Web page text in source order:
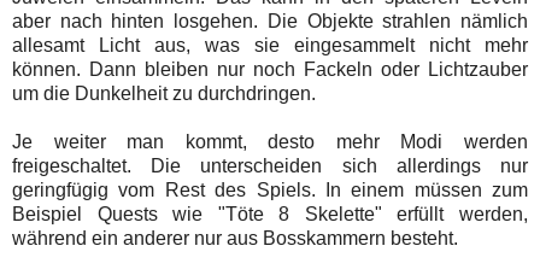
aber nach hinten losgehen. Die Objekte strahlen nämlich
allesamt Licht aus, was sie eingesammelt nicht mehr
können. Dann bleiben nur noch Fackeln oder Lichtzauber
um die Dunkelheit zu durchdringen.
Je weiter man kommt, desto mehr Modi werden
freigeschaltet. Die unterscheiden sich allerdings nur
geringfügig vom Rest des Spiels. In einem müssen zum
Beispiel Quests wie "Töte 8 Skelette" erfüllt werden,
während ein anderer nur aus Bosskammern besteht.